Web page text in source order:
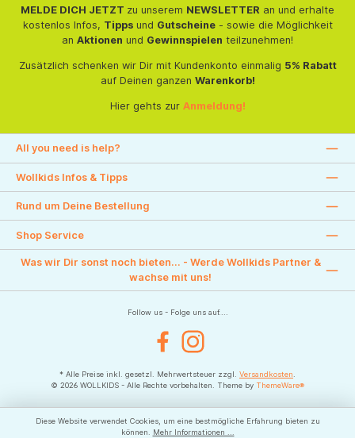
MELDE DICH JETZT zu unserem NEWSLETTER an und erhalte
kostenlos Infos, Tippsund Gutscheine- sowie die Möglichkeit
an Aktionen und Gewinnspielen teilzunehmen!
Zusätzlich schenken wir Dir mit Kundenkonto einmalig 5% Rabatt
auf Deinen ganzen Warenkorb!
Hier gehts zur Anmeldung!
All you need is help?
Wollkids Infos & Tipps
Rund um Deine Bestellung
Shop Service
Was wir Dir sonst noch bieten... - Werde Wollkids Partner &
wachse mit uns!
Follow us - Folge uns auf....
FacebookInstagram
* Alle Preise inkl. gesetzl. Mehrwertsteuer zzgl. Versandkosten
© 2026 WOLLKIDS - Alle Rechte vorbehalten. Theme by ThemeWare®
Diese Website verwendet Cookies, um eine bestmögliche Erfahrung bieten zu
können.
Mehr Informationen ...